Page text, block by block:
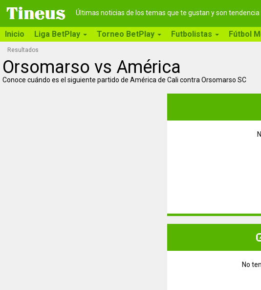
Últimas noticias de los temas que te gustan y son tendencia
Inicio Liga BetPlay Torneo BetPlay Futbolistas Fútbol
Resultados
Orsomarso vs América
Conoce cuándo es el siguiente partido de América de Cali contra Orsomarso SC
No